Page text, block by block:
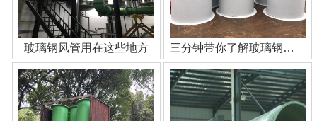
玻璃钢风管用在这些地方 三分钟带你了解玻璃钢管道